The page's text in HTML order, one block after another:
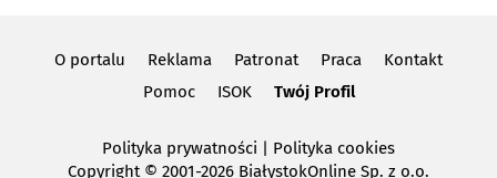
O portalu Reklama Patronat Praca
Kontakt
Pomoc
ISOK Twój Profil
Polityka prywatności | Polityka cookies
Copyright© 2001-2026 BiałystokOnline Sp. z o.o.